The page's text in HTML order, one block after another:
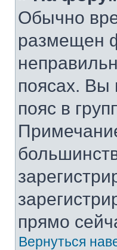
Обычно
размещен
поясах. Вы
пояс в
прямо
Вернуться